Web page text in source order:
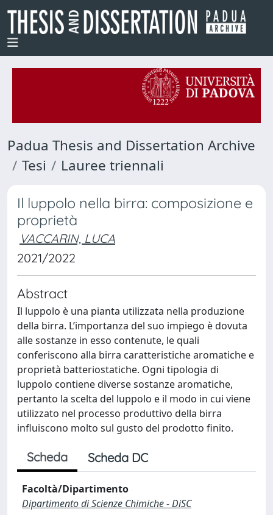
Padua Thesis and Dissertation Archive
Tesi
Lauree triennali
Il luppolo nella birra: composizione e
proprietà
VACCARIN, LUCA
2021/2022
Abstract
Il luppolo è una pianta utilizzata nella produzione
della birra. L’importanza del suo impiego è dovuta
alle sostanze in esso contenute, le quali
conferiscono alla birra caratteristiche aromatiche e
proprietà batteriostatiche. Ogni tipologia di
luppolo contiene diverse sostanze aromatiche,
pertanto la scelta del luppolo e il modo in cui viene
utilizzato nel processo produttivo della birra
influiscono molto sul gusto del prodotto finito.
Scheda Scheda DC
Facoltà/Dipartimento
Dipartimento di Scienze Chimiche - DiSC